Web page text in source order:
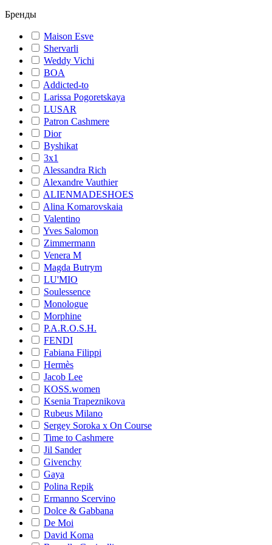
Бренды
Maison Esve
Shervarli
Weddy Vichi
BOA
Addicted-to
Larissa Pogoretskaya
LUSAR
Patron Сashmere
Dior
Byshikat
3x1
Alessandra Rich
Alexandre Vauthier
ALIENMADESHOES
Alina Komarovskaia
Valentino
Yves Salomon
Zimmermann
Venera M
Magda Butrym
LU'MIO
Soulessence
Monologue
Morphine
P.A.R.O.S.H.
FENDI
Fabiana Filippi
Hermès
Jacob Lee
KOSS.women
Ksenia Trapeznikova
Rubeus Milano
Sergey Soroka x On Course
Time to Cashmere
Jil Sander
Givenchy
Gaya
Polina Repik
Ermanno Scervino
Dolce & Gabbana
De Moi
David Koma